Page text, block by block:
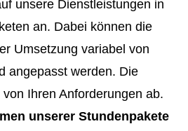
unsere Dienstleistungen in
an. Dabei können die
Umsetzung variabel von
angepasst werden. Die
Ihren Anforderungen ab.
unserer Stundenpakete